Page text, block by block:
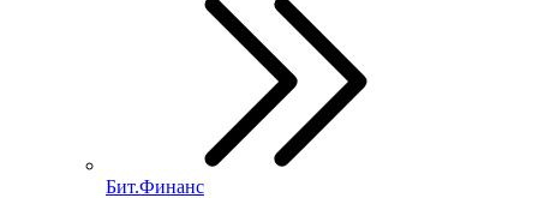
Бит.Финанс